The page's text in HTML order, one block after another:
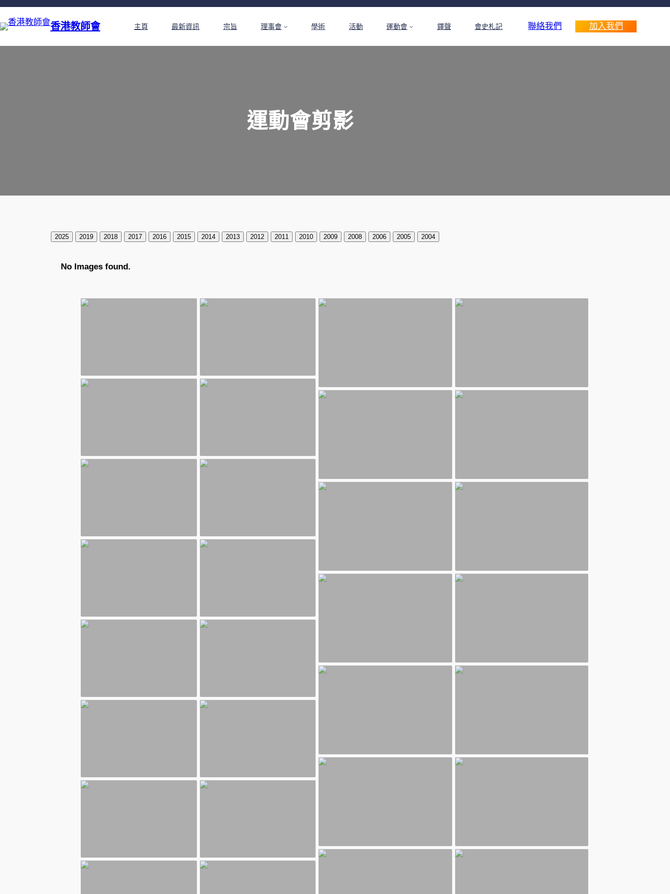
香港教師會 主頁 最新資訊 宗旨 理事會 學術 活動 運動會 鐸聲 會史札記 聯絡我們 加入我們
運動會剪影
2025 2019 2018 2017 2016 2015 2014 2013 2012 2011 2010 2009 2008 2006 2005 2004
No Images found.